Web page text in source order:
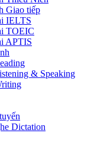
Giao tiếp
IELTS
TOEIC
APTIS
& Speaking
Dictation